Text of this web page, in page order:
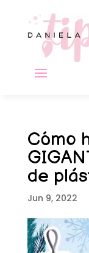
Cómo
de
Jun 9, 2022